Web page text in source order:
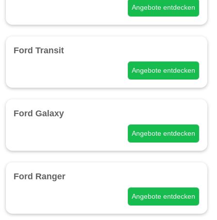
Angebote entdecken
Ford Transit
Angebote entdecken
Ford Galaxy
Angebote entdecken
Ford Ranger
Angebote entdecken